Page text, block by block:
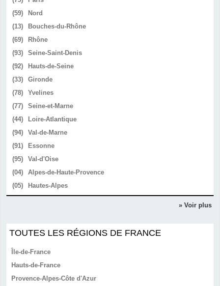
(59)
Nord
(13)
Bouches-du-Rhône
(69)
Rhône
(93)
Seine-Saint-Denis
(92)
Hauts-de-Seine
(33)
Gironde
(78)
Yvelines
(77)
Seine-et-Marne
(44)
Loire-Atlantique
(94)
Val-de-Marne
(91)
Essonne
(95)
Val-d'Oise
(04)
Alpes-de-Haute-Provence
(05)
Hautes-Alpes
» Voir plus
TOUTES LES RÉGIONS DE FRANCE
Île-de-France
Hauts-de-France
Provence-Alpes-Côte d'Azur